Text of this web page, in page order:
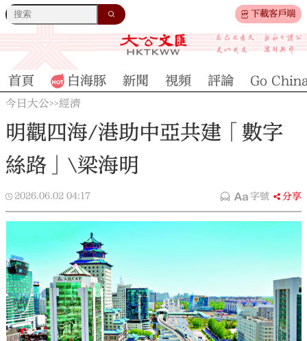
下載客戶端
首頁 白海豚 新聞 視頻 評論 Go
今日大公>>經濟
明觀四海/港助中亞共建「數字
絲路」\梁海明
2026.06.02 04:17 字號 分享